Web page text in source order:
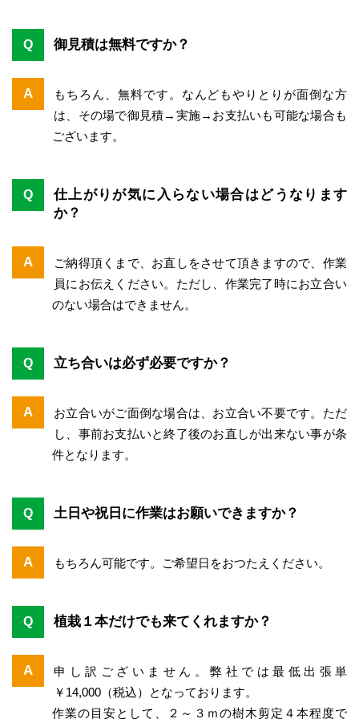
Q 御見積は無料ですか？
A
もちろん、無料です。なんどもやりとりが面倒な方
は、その場で御見積→実施→お支払いも可能な場合も
ございます。
Q
仕上がりが気に入らない場合はどうなります
か？
A
ご納得頂くまで、お直しをさせて頂きますので、作業
員にお伝えください。ただし、作業完了時にお立合い
のない場合はできません。
Q 立ち合いは必ず必要ですか？
A
お立合いがご面倒な場合は、お立合い不要です。ただ
し、事前お支払いと終了後のお直しが出来ない事が条
件となります。
Q 土日や祝日に作業はお願いできますか？
A もちろん可能です。ご希望日をおつたえください。
Q 植栽１本だけでも来てくれますか？
A
申し訳ございません。弊社では最低出張単
￥14,000（税込）となっております。
作業の目安として、２～３ｍの樹木剪定４本程度で